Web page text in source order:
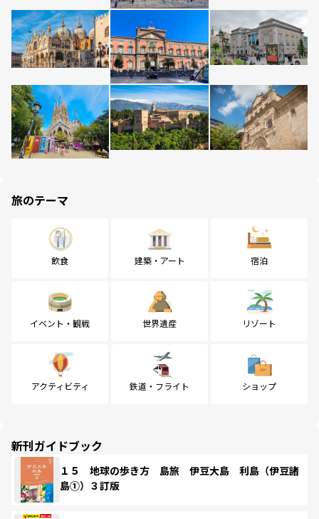
旅のテーマ
飲食 建築・アート 宿泊
イベント・観戦 世界遺産 リゾート
アクティビティ 鉄道・フライト ショップ
新刊ガイドブック
１５ 地球の歩き方 島旅 伊豆大島 利島（伊豆諸
島①）３訂版